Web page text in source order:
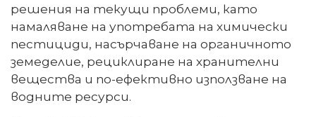
решения на текущи проблеми, като
намаляване на употребата на химически
пестициди, насърчаване на органичното
земеделие, рециклиране на хранителни
вещества и по-ефективно използване на
водните ресурси.